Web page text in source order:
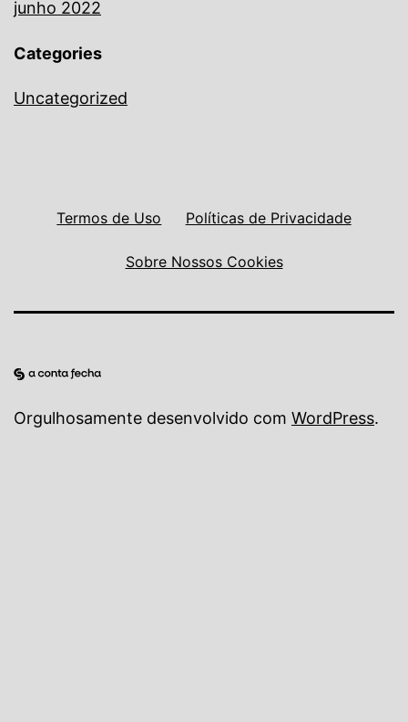
junho 2022
Categories
Uncategorized
Termos de Uso Políticas de Privacidade
Sobre Nossos Cookies
Orgulhosamente desenvolvido com WordPress.